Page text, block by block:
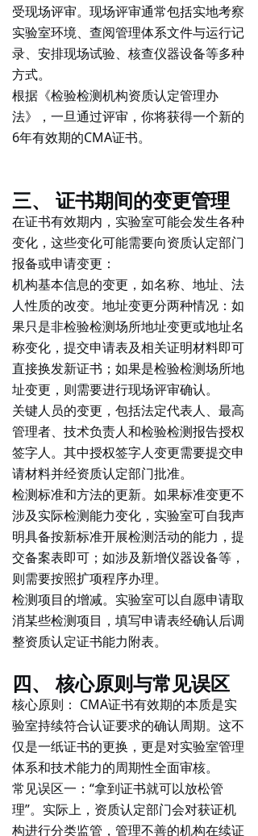
受现场评审。现场评审通常包括实地考察
实验室环境、查阅管理体系文件与运行记
录、安排现场试验、核查仪器设备等多种
方式。
根据《检验检测机构资质认定管理办
法》，一旦通过评审，你将获得一个新的
6年有效期的CMA证书。
三、 证书期间的变更管理
在证书有效期内，实验室可能会发生各种
变化，这些变化可能需要向资质认定部门
报备或申请变更：
机构基本信息的变更 ，如名称、地址、法
人性质的改变。地址变更分两种情况：如
果只是非检验检测场所地址变更或地址名
称变化，提交申请表及相关证明材料即可
直接换发新证书；如果是检验检测场所地
址变更，则需要进行现场评审确认。
关键人员的变更 ，包括法定代表人、最高
管理者、技术负责人和检验检测报告授权
签字人。其中授权签字人变更需要提交申
请材料并经资质认定部门批准。
检测标准和方法的更新。如果标准变更不
涉及实际检测能力变化，实验室可自我声
明具备按新标准开展检测活动的能力，提
交备案表即可；如涉及新增仪器设备等，
则需要按照扩项程序办理。
检测项目的增减。实验室可以自愿申请取
消某些检测项目，填写申请表经确认后调
整资质认定证书能力附表。
四、 核心原则与常见误区
核心原则 ： CMA证书有效期的本质是实
验室持续符合认证要求的确认周期。这不
仅是一纸证书的更换，更是对实验室管理
体系和技术能力的周期性全面审核。
常见误区一 ：“拿到证书就可以放松管
理”。实际上，资质认定部门会对获证机
构进行分类监管 ，管理不善的机构在续证